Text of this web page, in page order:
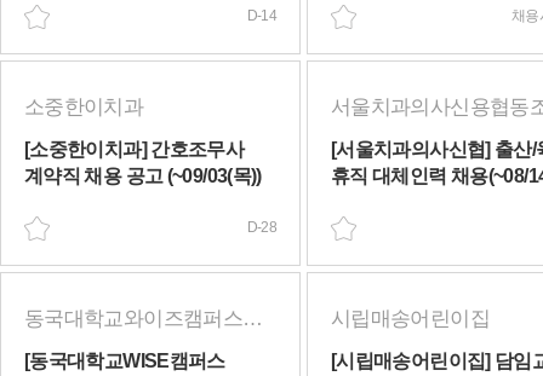
1:1] 사업수행 인력 채용 공고D-14 채용
소중한이치과
[소중한이치과] 간호조무사
계약직 채용 공고 (~09/03(목))
D-28
서울치과의사신용협동
[서울치과의사신협] 출산/
휴직 대체인력 채용(~08/
동국대학교와이즈캠퍼스산학협력단
[동국대학교WISE캠퍼스
시립매송어린이집
[시립매송어린이집] 담임교사